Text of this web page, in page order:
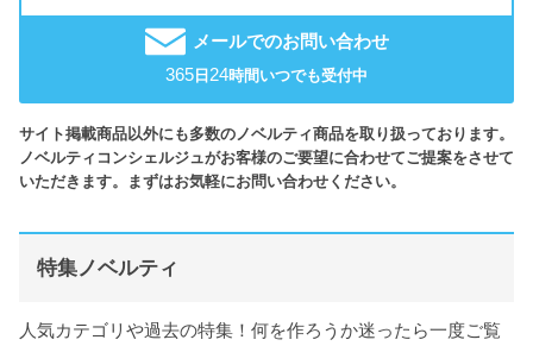
メールでのお問い合わせ
365日24時間いつでも受付中
サイト掲載商品以外にも多数のノベルティ商品を取り扱っております。
ノベルティコンシェルジュがお客様のご要望に合わせてご提案をさせて
いただきます。まずはお気軽にお問い合わせください。
特集ノベルティ
人気カテゴリや過去の特集！何を作ろうか迷ったら一度ご覧